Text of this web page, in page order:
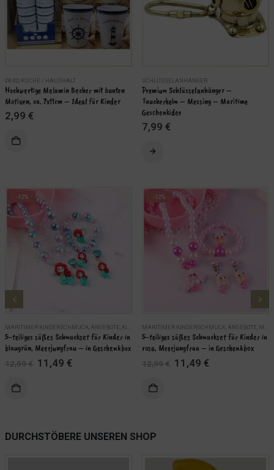
DEKO KÜCHE / HAUSHALT
Hochwertige Melamin Becher mit bunten
Motiven, ca. 7x11cm – Ideal für Kinder
2,99 €
SCHLÜSSELANHÄNGER
Premium Schlüsselanhänger –
Taucherhelm – Messing – Maritime
Geschenkidee
7,99 €
-12%
MARITIMER KINDERSCHMUCK, ANGEBOTE, KINDER ,MARITIME SCHMUCKSETS,SCHMUCK
5-teiliges süßes Schmuckset für Kinder in
blaugrün, Meerjungfrau – in Geschenkbox
12,99€ Ursprünglicher
Preis
11,49 €Aktueller
-12%
MARITIMER KINDERSCHMUCK, ANGEBOTE, MARITIME SCHMUCKSETS
5-teiliges süßes Schmuckset für Kinder in
rosa, Meerjungfrau – in Geschenkbox
12,99€ Ursprünglicher
Preis
11,49 €Aktueller
IN DEN WARENKORB
DURCHSTÖBERE UNSEREN SHOP